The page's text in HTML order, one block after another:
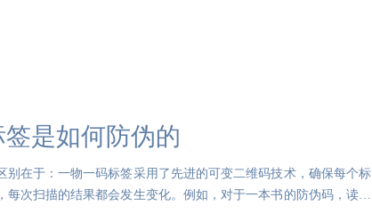
是如何防伪的
在于：一物一码标签采用了先进的可变二维码技术，确保每个标
次扫描的结果都会发生变化。例如，对于一本书的防伪码，读者